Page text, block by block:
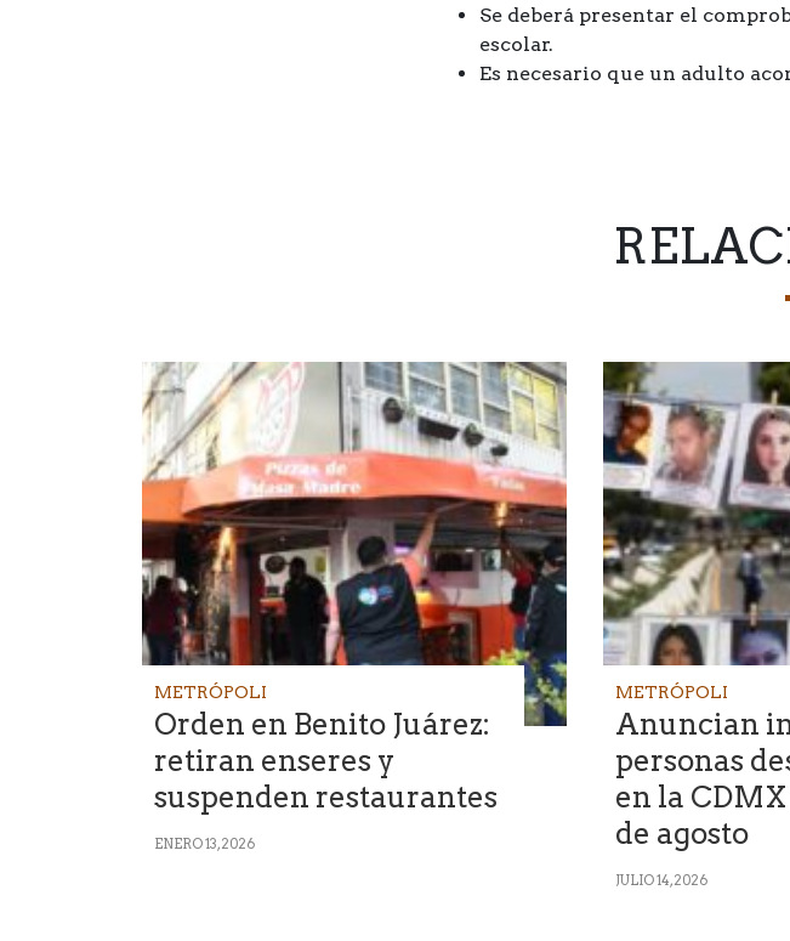
Se deberá presentar el
escolar.
Es necesario que un adulto
METRÓPOLI
Orden en Benito Juárez:
retiran enseres y
suspenden restaurantes
ENERO 13, 2026
METRÓPOLI
Anuncian
personas
en la
de agosto
JULIO 14, 2026